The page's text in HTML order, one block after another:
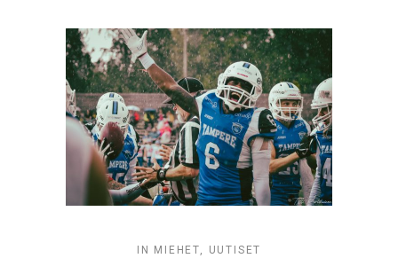
IN MIEHET, UUTISET